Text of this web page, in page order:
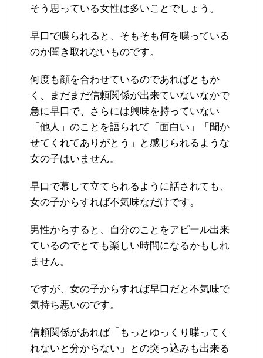
そう思っている女性は多いことでしょう。
早口で喋られると、そもそも何を喋っている
のか聞き取れないものです。
何度も顔を合わせているのであればともか
く、まだまだ信頼関係が出来ていないなかで
急に早口で、さらには興味を持っていない
「他人」のことを語られて「面白い」「聞か
せてくれてありがとう」と感じられるような
女の子はいません。
早口で幕して立てられるように話されても、
女の子からすれば不気味なだけです。
男性からすると、自分のことをアピール出来
ているのでとても楽しい時間になるかもしれ
ません。
ですが、女の子からすれば早口だと不気味で
気持ち悪いのです。
信頼関係があれば「もっとゆっくり喋ってく
れないと分からない」との突っ込みも出来る